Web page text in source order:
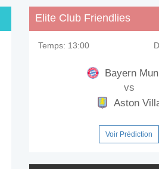
Elite Club Friendlies
Temps: 13:00
Bayern
vs
Aston
Voir Prédiction